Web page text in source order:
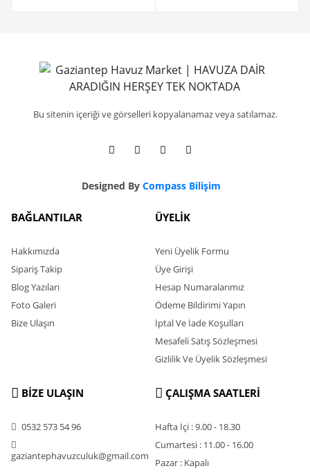
Bu sitenin içeriği ve görselleri kopyalanamaz veya satılamaz.
Designed ByCompass Bilişim
BAĞLANTILAR
Hakkımızda
Sipariş Takip
Blog Yazıları
Foto Galeri
Bize Ulaşın
ÜYELİK
Yeni Üyelik Formu
Üye Girişi
Hesap Numaralarımız
Ödeme Bildirimi Yapın
İptal Ve İade Koşulları
Mesafeli Satış Sözleşmesi
Gizlilik Ve Üyelik Sözleşmesi
BİZE ULAŞIN
0532 573 54 96
gaziantephavuzculuk@gmail.com
ÇALIŞMA SAATLERİ
Hafta İçi : 9.00 - 18.30
Cumartesi : 11.00 - 16.00
Pazar : Kapalı